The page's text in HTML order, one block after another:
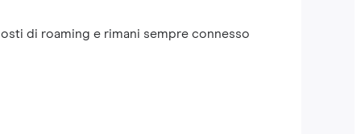
di roaming e rimani sempre connesso